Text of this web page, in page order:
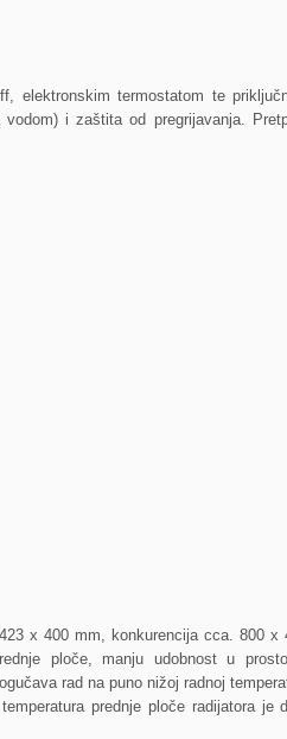
elektronskim termostatom te
i zaštita od pregrijavanja.
x 400 mm, konkurencija cca. 800 x
ploče, manju udobnost u
rad na puno nižoj radnoj
prednje ploče radijatora je